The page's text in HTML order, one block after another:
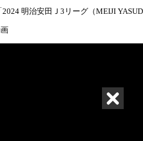
明治安田Ｊ3リーグ（MEIJI